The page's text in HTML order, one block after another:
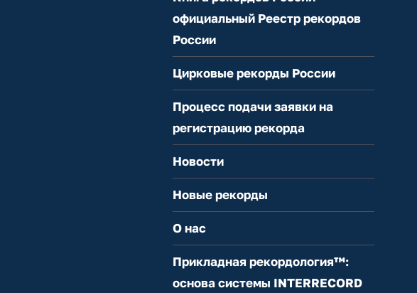
официальный Реестр рекордов
России
Цирковые рекорды России
Процесс подачи заявки на
регистрацию рекорда
Новости
Новые рекорды
О нас
Прикладная рекордология™:
основа системы INTERRECORD